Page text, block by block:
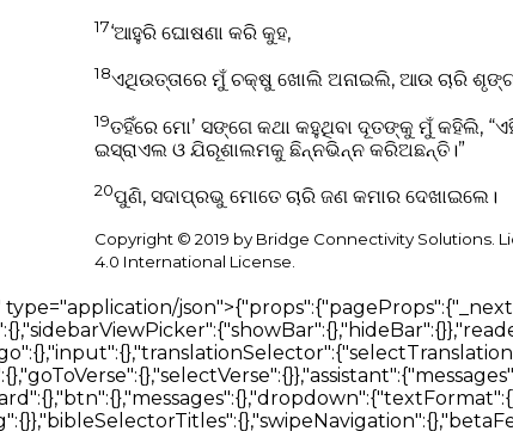
17‘ଆହୁରି ଘୋଷଣା କରି କୁହ,
18ଏଥିଉତ୍ତାରେ ମୁଁ ଚକ୍ଷୁ ଖୋଲି ଅନାଇଲି, ଆଉ ଚାରି
19ତହିଁରେ ମୋʼ ସଙ୍ଗେ କଥା କହୁଥିବା ଦୂତଙ୍କୁ ମୁଁ କହିଲି,
ଇସ୍ରାଏଲ ଓ ଯିରୂଶାଲମକୁ ଛିନ୍ନଭିନ୍ନ କରିଅଛନ୍ତି।”
20ପୁଣି, ସଦାପ୍ରଭୁ ମୋତେ ଚାରି ଜଣ କମାର ଦେଖାଇଲେ।
Copyright © 2019 by Bridge Connectivity Solutions.
4.0 International License.
style","textOnly":"Text only","textOnlyHint":"Plain text answers without interactive cards","mixed":"Mixed","mixedHint":"Text and interactive cards when helpful","effort":{"label":"Answer depth","fast":"Fast","detailed":"Detailed"},"mixedDisabledHint":"Mixed is available in Detailed mode"}},"translationSelector":{"selectTranslationInput":{"placeholder":"ଅନୁବାଦ ଖୋଜନ୍ତୁ"}},"trendingSearch":{},"downloadButtons":{"minOS":{}}},"blogArticleList":{"ctaButton":{}},"timelineSection":{"timelineStatus":{},"ctaButton":{},"timeline":[{"complete":true},{"complete":false,"inProgress":true},{"complete":false},{"complete":false}]},"verseDetail":{"loading":{}},"resultsBlock":{"loading":{},"results":{"locations":{},"answers":{},"similarQuestions":{}},"searchMediaTabSection":{"tabList":[null,null,null,null],"notFound":{"articles":{},"books":{},"docs":{"subMessage":""},"av":{}}},"linkSharingDisabled":{},"errors":{}},"detailsSection":{"techDetails":[{"paragraph":[{},{},{},{}]}],"aboutDetails":[{"paragraph":[{},{},{}]},{"paragraph":[{},{}]}]},"betaSignUp":{"result":{},"buttons":{}},"sidebar":{"tabList":[null,null,null],"userHistoryList":{"introCards":[{}],"loginCard":{},"historyDates":[null,null]},"bookmarksList":{"introCards":[{}],"loginCard":{}}},"mediaCard":{"sources":"ಮೂಲಗಳು"},"userDetailsPopup":{"fontSize":{},"settingsTabs":{"profile":"ପ୍ରୋଫାଇଲ"},"notifications":{"topics":{"general_news":{},"new_features":{},"account_security":{}}},"profile":{"ageRangeLabel":"ବୟସ ପରିସୀମା","denominationLabel":"ସମ୍ପ୍ରଦାୟ","save":"ପ୍ରୋଫାଇଲ ସଂରକ୍ଷଣ କରନ୍ତୁ","signInHint":"ଆପଣଙ୍କ ପ୍ରୋଫାଇଲ ସଂରକ୍ଷଣ କରିବାକୁ ସାଇନ୍ ଇନ୍ କରନ୍ତୁ।","ageRanges":{"under_18":"୧୮ ବର୍ଷରୁ କମ୍","18_24":"୧୮–୨୪","25_34":"୨୫–୩୪","35_44":"୩୫–୪୪","45_54":"୪୫–୫୪","55_64":"୫୫–୬୪","65_plus":"୬୫+"},"denominations":{"non_denominational":"ଅ-ସମ୍ପ୍ରଦାୟିକ","catholic":"କାଥୋଲିକ","protestant":"ପ୍ରୋଟେଷ୍ଟାଣ୍ଟ","orthodox":"ଓର୍ଥୋଡକ୍ସ","anglican":"ଆଙ୍ଗ୍ଲିକାନ","baptist":"ବାପ୍ତିଷ୍ଟ","pentecostal":"ପେଣ୍ଟେକୋଷ୍ଟାଲ","other":"ଅନ୍ୟ","prefer_not_to_say":"କହିବାକୁ ଇଛା ନାହିଁ"}}},"modals":{"notifications":{"empty":{}},"notificationDetail":{},"login":{"providers":{},"placeholders":{},"message":{}},"accountDelete":{},"deleteHistoryItem":{},"deleteNoteItem":{},"deleteTranslation":{},"shareSearchHistory":{},"versionMismatch":{},"sessionExpired":{},"buttons":{"delete":{},"confirm":{},"submit":{}}},"connectivityToast":{},"cookieMessage":{"actions":{}},"seo":{"knowsAbout":[null,null,null,null,null,null,null,null],"faq":{"home":[{},{},{}],"bible":[{},{},{}]}},"chatThread":{"searching":"ପବିତ୍ର ଶାସ୍ତ୍ର ଖୋଜିବାରେ...","answering":"ଉତ୍ତର ଲିଖିତ ହେଉଛି...","placeholder":"ଏକ ପରବର୍ତ୍ତୀ ପ୍ରଶ୍ନ ପଚାରନ୍ତୁ…","send":"ପଠାଅ","actions":{"stop":"ରର୍ଥା","regenerate":"ପୁନର୍ଜାତ","copy":"ନକଲ","retry":"ପୁନରାବୃତ୍ତି"},"errors":{"generic":"କିଛି ଭୁଲ